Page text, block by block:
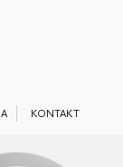
KONTAKT